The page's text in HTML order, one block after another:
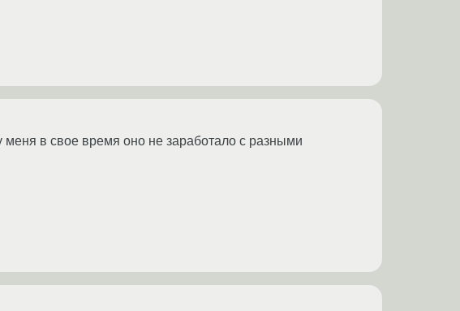
меня в свое время оно не заработало с разными